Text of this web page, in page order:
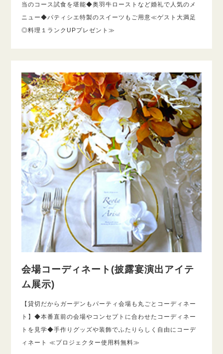
当のコース試食を堪能◆奥羽牛ローストなど婚礼で人気のメ
ニュー◆パティシエ特製のスイーツもご用意≪ゲスト大満足
◎料理１ランクUPプレゼント≫
会場コーディネート(披露宴演出アイテ
ム展示)
【貸切だからガーデンもパーティ会場も丸ごとコーディネー
ト】◆本番直前の会場やコンセプトに合わせたコーディネー
トを見学◆手作りグッズや装飾でふたりらしく自由にコーデ
ィネート ≪プロジェクター使用料無料≫